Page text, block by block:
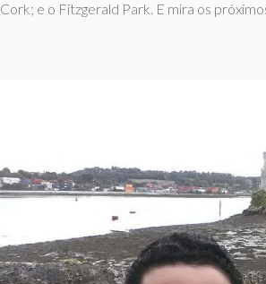
Cork; e o Fitzgerald Park. E mira os